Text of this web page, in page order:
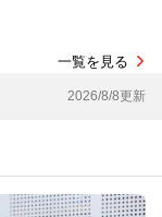
一覧を見る
2026/8/8更新